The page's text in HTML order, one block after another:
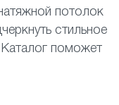
потолок
стильное
поможет
решение,